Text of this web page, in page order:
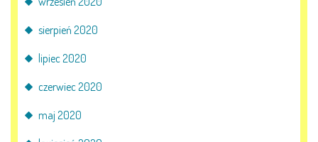
sierpień 2020
lipiec 2020
czerwiec 2020
maj 2020